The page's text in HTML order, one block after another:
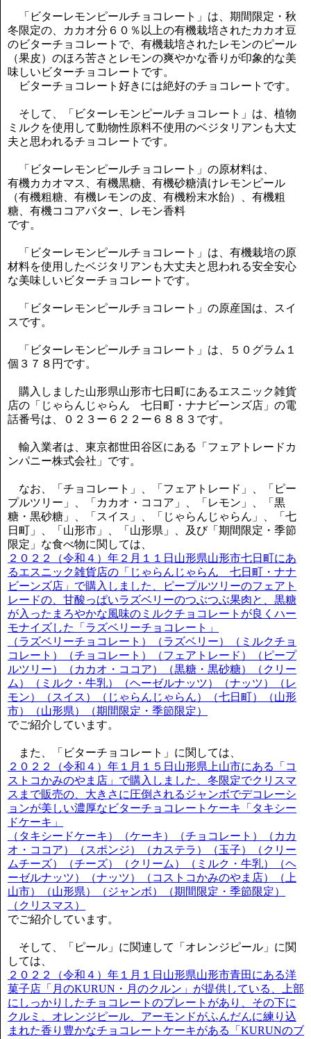
「ビターレモンピールチョコレート」は、期間限定・秋
冬限定の、カカオ分６０％以上の有機栽培されたカカオ豆
のビターチョコレートで、有機栽培されたレモンのピール
（果皮）のほろ苦さとレモンの爽やかな香りが印象的な美
味しいビターチョコレートです。
ビターチョコレート好きには絶好のチョコレートです。
そして、「ビターレモンピールチョコレート」は、植物
ミルクを使用して動物性原料不使用のベジタリアンも大丈
夫と思われるチョコレートです。
「ビターレモンピールチョコレート」の原材料は、
有機カカオマス、有機黒糖、有機砂糖漬けレモンピール
（有機粗糖、有機レモンの皮、有機粉末水飴）、有機粗
糖、有機ココアバター、レモン香料
です。
「ビターレモンピールチョコレート」は、有機栽培の原
材料を使用したベジタリアンも大丈夫と思われる安全安心
な美味しいビターチョコレートです。
「ビターレモンピールチョコレート」の原産国は、スイ
スです。
「ビターレモンピールチョコレート」は、５０グラム１
個３７８円です。
購入しました山形県山形市七日町にあるエスニック雑貨
店の「じゃらんじゃらん 七日町・ナナビーンズ店」の電
話番号は、０２３ー６２２ー６８８３です。
輸入業者は、東京都世田谷区にある「フェアトレードカ
ンパニー株式会社」です。
なお、「チョコレート」、「フェアトレード」、「ピー
プルツリー」、「カカオ・ココア」、「レモン」、「黒
糖・黒砂糖」、「スイス」、「じゃらんじゃらん」、「七
日町」、「山形市」、「山形県」、及び「期間限定・季節
限定」な食べ物に関しては、
２０２２（令和４）年２月１１日山形県山形市七日町にあ
るエスニック雑貨店の「じゃらんじゃらん 七日町・ナナ
ビーンズ店」で購入しました、ピープルツリーのフェアト
レードの、甘酸っぱいラズベリーのつぶつぶ果肉と、黒糖
が入ったまろやかな風味のミルクチョコレートが良くハー
モナイズした「ラズベリーチョコレート」
（ラズベリーチョコレート）（ラズベリー）（ミルクチョ
コレート）（チョコレート）（フェアトレード）（ピープ
ルツリー）（カカオ・ココア）（黒糖・黒砂糖）（クリー
ム）（ミルク・牛乳）（ヘーゼルナッツ）（ナッツ）（レ
モン）（スイス）（じゃらんじゃらん）（七日町）（山形
市）（山形県）（期間限定・季節限定）
でご紹介しています。
また、「ビターチョコレート」に関しては、
２０２２（令和４）年１月１５日山形県上山市にある「コ
ストコかみのやま店」で購入しました、冬限定でクリスマ
スまで販売の、大きさに圧倒されるジャンボでデコレーシ
ョンが美しい濃厚なビターチョコレートケーキ「タキシー
ドケーキ」
（タキシードケーキ）（ケーキ）（チョコレート）（カカ
オ・ココア）（スポンジ）（カステラ）（玉子）（クリー
ムチーズ）（チーズ）（クリーム）（ミルク・牛乳）（ヘ
ーゼルナッツ）（ナッツ）（コストコかみのやま店）（上
山市）（山形県）（ジャンボ）（期間限定・季節限定）
（クリスマス）
でご紹介しています。
そして、「ピール」に関連して「オレンジピール」に関
しては、
２０２２（令和４）年１月１日山形県山形市青田にある洋
菓子店「月のKURUN・月のクルン」が提供している、上部
にしっかりしたチョコレートのプレートがあり、その下に
クルミ、オレンジピール、アーモンドがふんだんに練り込
まれた香り豊かなチョコレートケーキがある「KURUNのブ